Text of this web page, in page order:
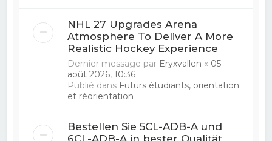
NHL 27 Upgrades Arena
Atmosphere To Deliver A More
Realistic Hockey Experience
Dernier message par Eryxvallen « 05
août 2026, 10:36
Publié dans Futurs étudiants, orientation
et réorientation
Bestellen Sie 5CL-ADB-A und
6CL-ADB-A in bester Qualität